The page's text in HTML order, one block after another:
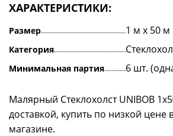
ХАРАКТЕРИСТИКИ:
Размер 1 м х 50 м
Категория
Минимальная партия 6 шт.
Малярный Стеклохолст UNIBOB
доставкой, купить по низкой цене
магазине.